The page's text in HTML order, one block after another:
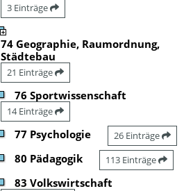
3 Einträge
74 Geographie, Raumordnung,
Städtebau
21 Einträge
76 Sportwissenschaft
14 Einträge
77 Psychologie 26 Einträge
80 Pädagogik 113 Einträge
83 Volkswirtschaft